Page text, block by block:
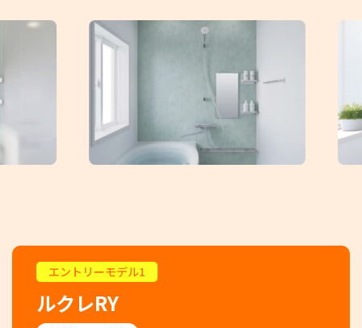
エントリーモデル1
ルクレRY